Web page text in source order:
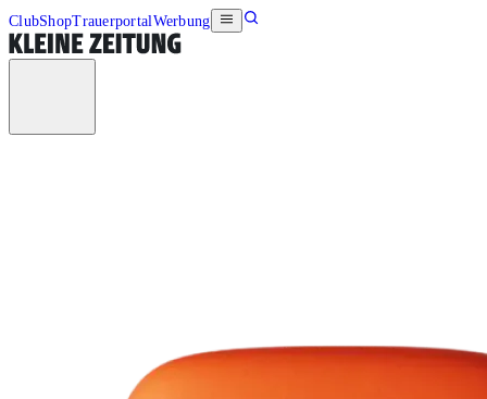
ClubShopTrauerportalWerbung